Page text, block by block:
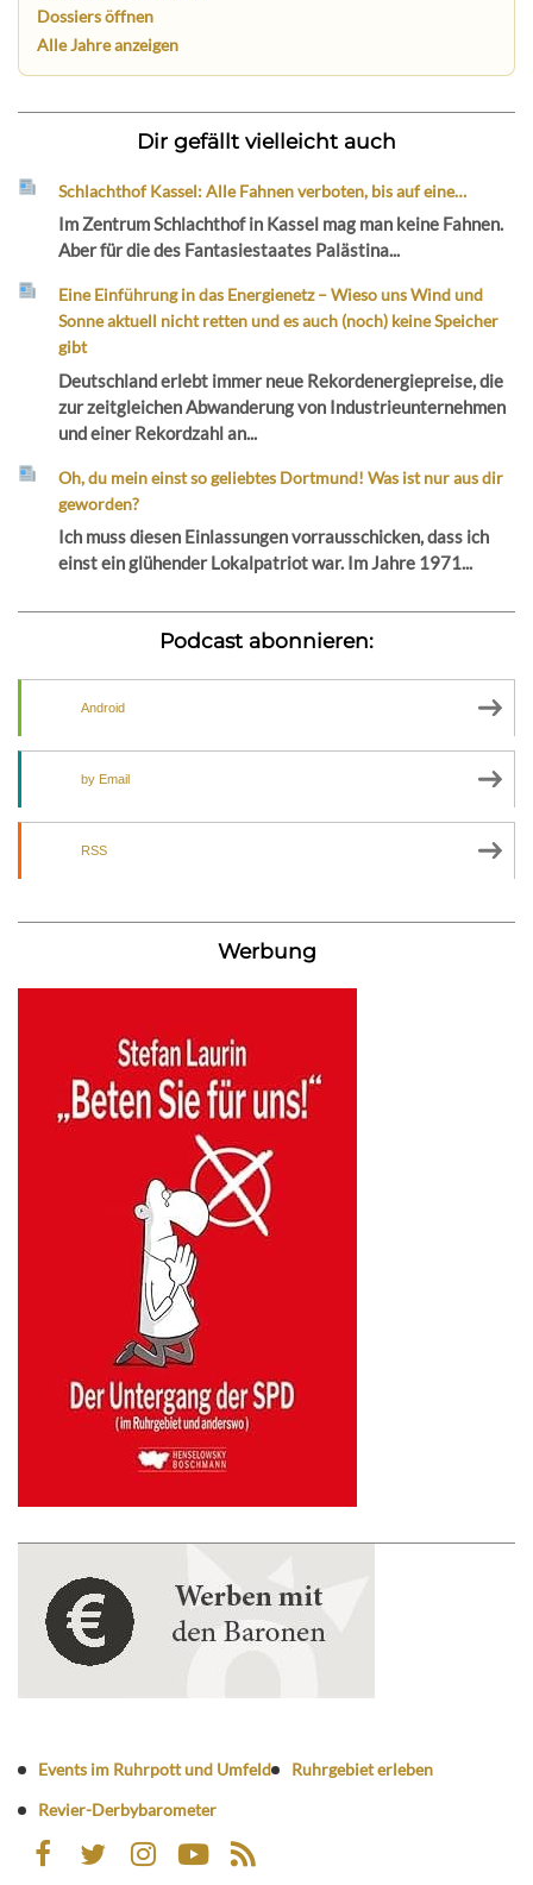
Dossiers öffnen
Alle Jahre anzeigen
Dir gefällt vielleicht auch
Schlachthof Kassel: Alle Fahnen verboten, bis auf eine…
Im Zentrum Schlachthof in Kassel mag man keine Fahnen.
Aber für die des Fantasiestaates Palästina...
Eine Einführung in das Energienetz – Wieso uns Wind und
Sonne aktuell nicht retten und es auch (noch) keine Speicher
gibt
Deutschland erlebt immer neue Rekordenergiepreise, die
zur zeitgleichen Abwanderung von Industrieunternehmen
und einer Rekordzahl an...
Oh, du mein einst so geliebtes Dortmund! Was ist nur aus dir
geworden?
Ich muss diesen Einlassungen vorrausschicken, dass ich
einst ein glühender Lokalpatriot war. Im Jahre 1971...
Podcast abonnieren:
Android
by Email
RSS
Werbung
Events im Ruhrpott und Umfeld
Ruhrgebiet erleben
Revier-Derbybarometer